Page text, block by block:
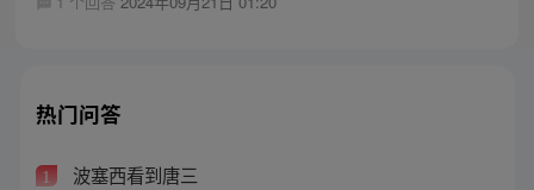
热门问答
1 波塞西看到唐三